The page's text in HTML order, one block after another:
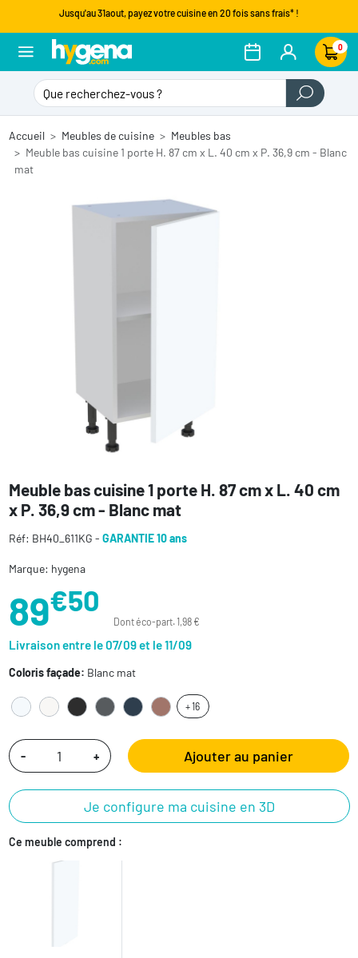
Jusqu'au 31aout, payez votre cuisine en 20 fois sans frais* !
0
Accueil Meubles de cuisine
Meubles bas
Meuble bas cuisine 1 porte H. 87 cm x L. 40 cm x P. 36,9 cm - Blanc
mat
Meuble bas cuisine 1 porte H. 87 cm x L. 40 cm
x P. 36,9 cm - Blanc mat
Réf: BH40_611KG - GARANTIE 10 ans
Marque: hygena
89€50
Dont éco-part. 1,98 €
Livraison entre le 07/09 et le 11/09
Coloris façade: Blanc mat
+ 16
- + Ajouter au panier
Je configure ma cuisine en 3D
Ce meuble comprend :